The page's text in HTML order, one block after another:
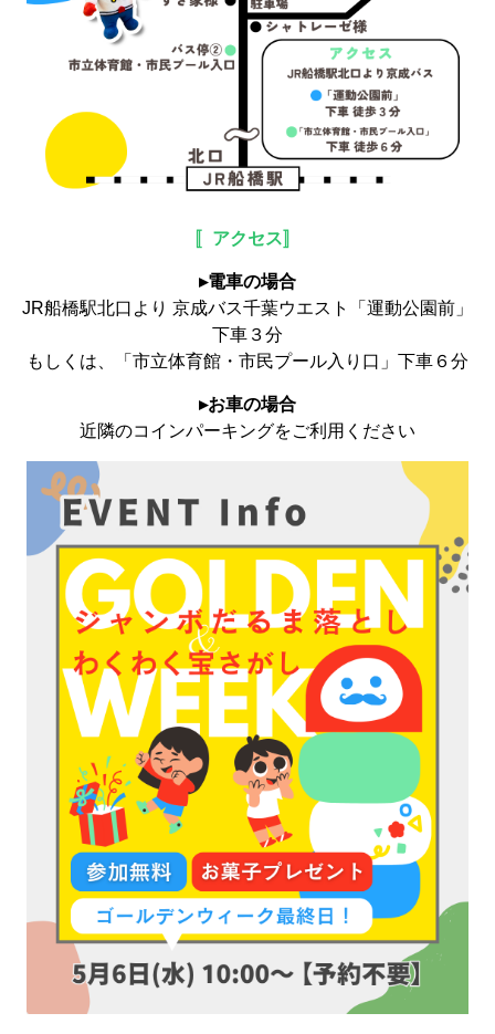
〚アクセス〛
▸電車の場合
JR船橋駅北口より 京成バス千葉ウエスト「運動公園前」
下車３分
もしくは、「市立体育館・市民プール入り口」下車６分
▸お車の場合
近隣のコインパーキングをご利用ください